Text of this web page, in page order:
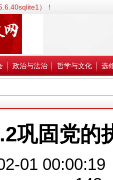
）！
No such file or directory；
；
政治与法治 哲学与文化 选
巩固党的
02-01